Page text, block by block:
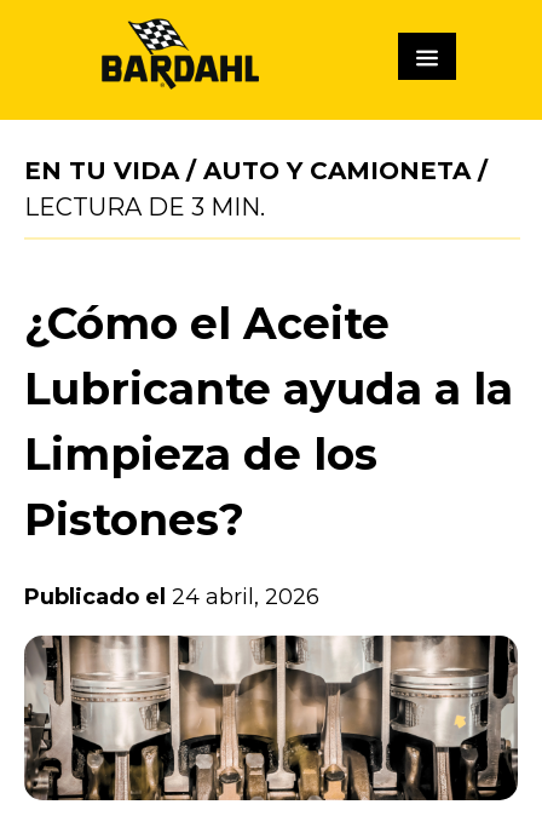
EN TU VIDA/ AUTO Y CAMIONETA/
LECTURA DE 3 MIN.
¿Cómo el Aceite
Lubricante ayuda a la
Limpieza de los
Pistones?
Publicado el 24 abril, 2026